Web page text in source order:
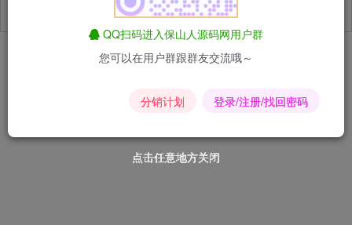
点击任意地方关闭
点击任意地方关闭
点击任意地方关闭
QQ扫码进入保山人源码网用户群
您可以在用户群跟群友交流哦～
分销计划 登录/注册/找回密码